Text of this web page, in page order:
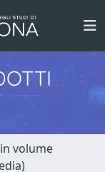
volume